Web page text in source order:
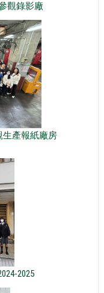
觀錄影廠
生產報紙廠房
2025